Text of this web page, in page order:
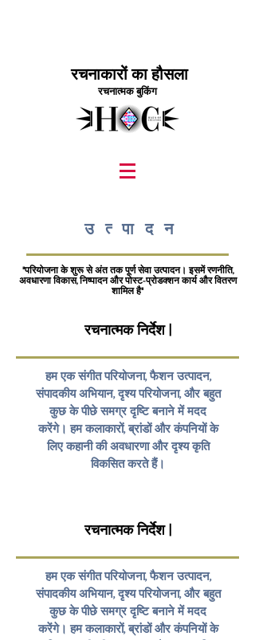
रचनाकारों का हौसला
रचनात्मक बुकिंग
graphic design, marketing, digital marketing
how to get signed to a record deal
उत्पादन
"परियोजना के शुरू से अंत तक पूर्ण सेवा उत्पादन। इसमें रणनीति,
अवधारणा विकास, निष्पादन और पोस्ट-प्रोडक्शन कार्य और वितरण
शामिल है"
रचनात्मक निर्देश |
हम एक संगीत परियोजना, फैशन उत्पादन,
संपादकीय अभियान, दृश्य परियोजना, और बहुत
कुछ के पीछे समग्र दृष्टि बनाने में मदद
करेंगे। हम कलाकारों, ब्रांडों और कंपनियों के
लिए कहानी की अवधारणा और दृश्य कृति
विकसित करते हैं।
रचनात्मक निर्देश |
हम एक संगीत परियोजना, फैशन उत्पादन,
संपादकीय अभियान, दृश्य परियोजना, और बहुत
कुछ के पीछे समग्र दृष्टि बनाने में मदद
करेंगे। हम कलाकारों, ब्रांडों और कंपनियों के